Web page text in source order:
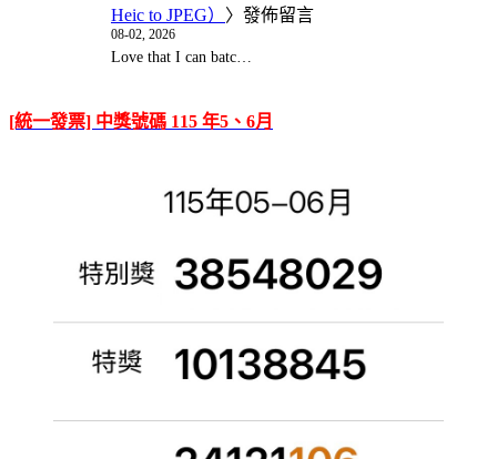
Heic to JPEG） 〉發佈留言
08-02, 2026
Love that I can batc…
[統一發票] 中獎號碼 115 年5、6月